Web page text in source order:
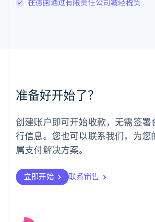
在德国通过有限责任公司减轻税负
准备好开始了？
创建账户即可开始收款，无需签署
行信息。您也可以联系我们，为您
属支付解决方案。
立即开始 联系销售
罗马尼亚
墨西哥
EspañolEnglish
English
葡萄牙
PortuguêsEnglish
日本
瑞典
Svenska English
瑞士
English